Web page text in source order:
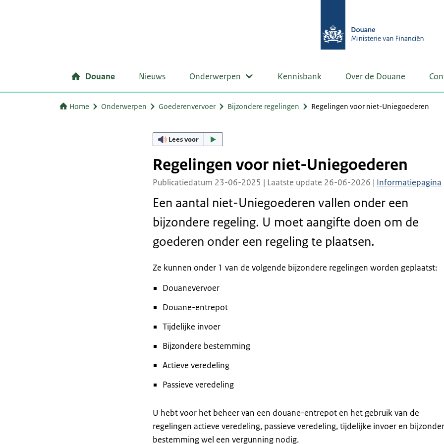
Douane Nieuws Onderwerpen Kennisbank Over de Douane
Home Onderwerpen Goederenvervoer Bijzondere regelingen Regelingen voor niet-Uniegoederen
Lees voor
Regelingen voor niet-Uniegoederen
Publicatiedatum 23-06-2025 | Laatste update 26-06-2026 | Informatiepagina
Een aantal niet-Uniegoederen vallen onder een
bijzondere regeling. U moet aangifte doen om de
goederen onder een regeling te plaatsen.
Ze kunnen onder 1 van de volgende bijzondere regelingen worden geplaatst:
Douanevervoer
Douane-entrepot
Tijdelijke invoer
Bijzondere bestemming
Actieve veredeling
Passieve veredeling
U hebt voor het beheer van een douane-entrepot en het gebruik van de
regelingen actieve veredeling, passieve veredeling, tijdelijke invoer en
bestemming wel een vergunning nodig.